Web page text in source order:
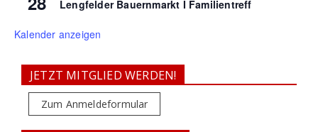
Lengfelder Bauernmarkt I Familientreff
Kalender anzeigen
JETZT MITGLIED WERDEN!
Zum Anmeldeformular